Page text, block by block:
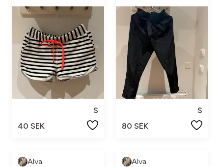
S
40 SEK
S
80 SEK
Alva Alva